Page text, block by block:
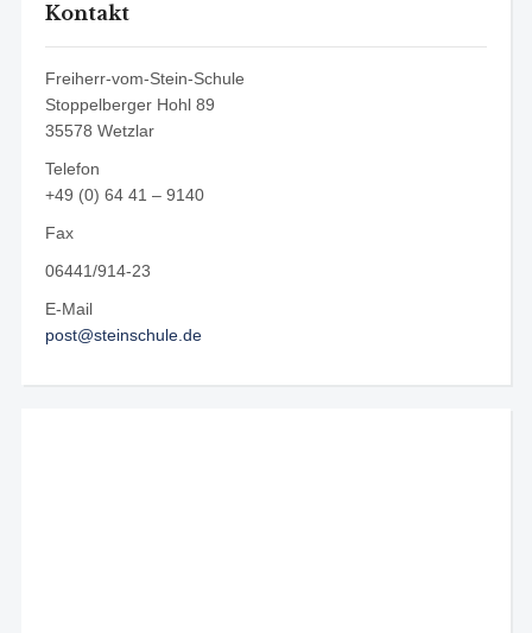
Kontakt
Freiherr-vom-Stein-Schule
Stoppelberger Hohl 89
35578 Wetzlar
Telefon
+49 (0) 64 41 – 9140
Fax
06441/914-23
E-Mail
post@steinschule.de